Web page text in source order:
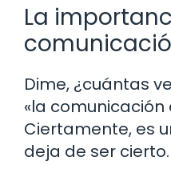
La
Dime, ¿cuántas
«la comunicación
Ciertamente, es
deja de ser cierto.